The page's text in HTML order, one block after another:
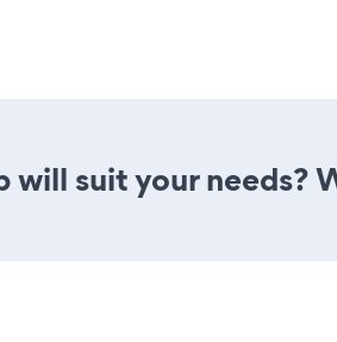
will suit your needs?